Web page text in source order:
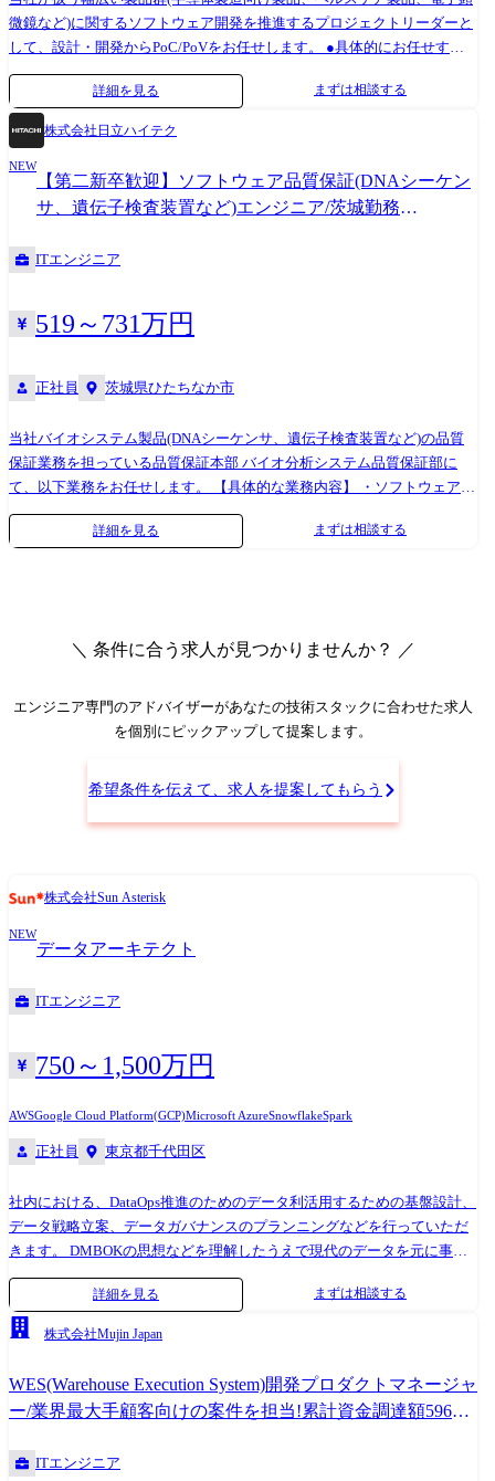
微鏡など)に関するソフトウェア開発を推進するプロジェクトリーダーと
して、設計・開発からPoC/PoVをお任せします。 ●具体的にお任せする
業務 ・社会やお客さまの真の課題を正しく知り、その課題に対するソリ
ューションの提案 ・新しい製品に向けた試作開発における組み込みソフ
トウェアの基本設計、評価、改良設計 ・当社製品や顧客から取得できる
各種データを用いた新しいソリューションシステムの基本設計、評価、
改良設計 例:あくまで一例ですが、新技術を用いた顕微鏡から得られる画
像データを用いて、顧客課題を解決するソリューションシステムの設
計・開発 ・システムの実装(一部外注・ベンダーコントロール) ・顧客先
VxWorks, T-Kernelなど ・使用言語:Python, C, C#, Java, TypeScript,
詳細を見る まずは相談する
株式会社日立ハイテク
NEW
【第二新卒歓迎】ソフトウェア品質保証(DNAシーケン
サ、遺伝子検査装置など)エンジニア/茨城勤務
ITエンジニア
519～731万円
正社員 茨城県ひたちなか市
当社バイオシステム製品(DNAシーケンサ、遺伝子検査装置など)の品質
保証業務を担っている品質保証本部 バイオ分析システム品質保証部に
て、以下業務をお任せします。 【具体的な業務内容】 ・ソフトウェア開
発に対する製品ソフトウェアの品質の確保および妥当性確認の計画と実
行(ソフトウェア認定業務) ・設計変更(機能向上・部品改廃・原価低減等)
ウェア起因の製品事故およびソフトウェア品質状況の管理と対応 ・出荷
ソフトウェア品質保証業務へのAI活用による高度化検討 ●入社後お任せ
する業務 装置に多く触れながら製品知識を身に着けるところからのスタ
り、テストレビュー・検証などの一連の業務の流れを学びます。 上司の
サポートの元で少しずつ業務に入って頂きますが、基本的には業務フロ
ーに沿いながらの業務となりますのでご安心ください。 業務に慣れてき
るスキルを身に着けて頂きたいと考えております。 ●変更の範囲:会社の
詳細を見る まずは相談する
＼ 条件に合う求人が見つかりませんか？ ／
エンジニア専門のアドバイザーがあなたの技術スタックに合わせた求人
を個別にピックアップして提案します。
希望条件を伝えて、求人を提案してもらう
株式会社Sun Asterisk
NEW
データアーキテクト
ITエンジニア
750～1,500万円
AWSGoogle Cloud Platform(GCP)Microsoft AzureSnowflakeSpark
正社員 東京都千代田区
社内における、DataOps推進のためのデータ利活用するための基盤設計、
データ戦略立案、データガバナンスのプランニングなどを行っていただ
きます。 DMBOKの思想などを理解したうえで現代のデータを元に事業
が動くために必要な要件に取り組んでもらいます。 【業務詳細】 社内デ
ータ基盤のアーキテクチャ設計を主導 既存データインフラ環境の分析
や、改善提案。 具体的なアプローチの提示 データガバナンスのポリシー
詳細を見る まずは相談する
株式会社Mujin Japan
WES(Warehouse Execution System)開発プロダクトマネージャ
ー/業界最大手顧客向けの案件を担当!累計資金調達額596億
ITエンジニア